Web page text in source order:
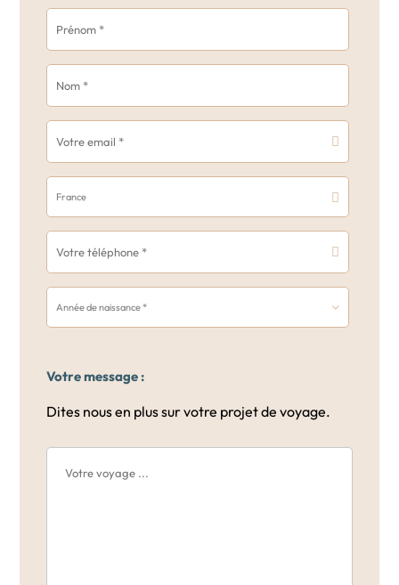
Votre message :
Dites nous en plus sur votre projet de voyage.